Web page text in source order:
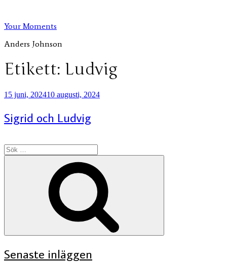
innehåll
Your Moments
Anders Johnson
Etikett: Ludvig
Publicerat
15 juni, 202410 augusti, 2024
Sigrid och Ludvig
Sök
efter:
Senaste inläggen